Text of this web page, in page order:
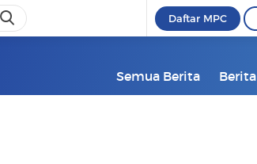
Daftar MPC
Semua Berita Berita